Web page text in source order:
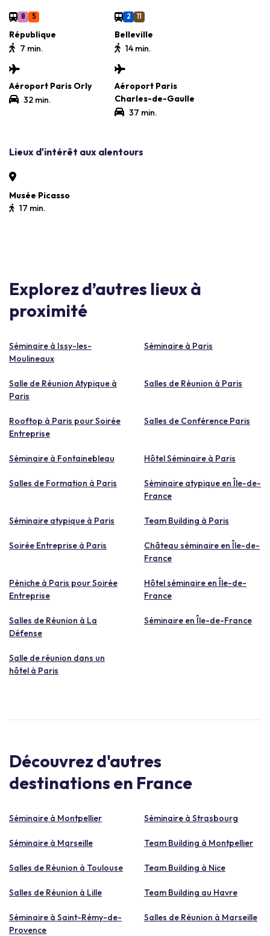
8 5
République
7 min.
2 11
Belleville
14 min.
Aéroport Paris Orly
32 min.
Aéroport Paris
Charles-de-Gaulle
37 min.
Lieux d'intérêt aux alentours
Musée Picasso
17 min.
Explorez d’autres lieux à
proximité
Séminaire à Issy-les-
Moulineaux
Séminaire à Paris
Salle de Réunion Atypique à
Paris
Salles de Réunion à Paris
Rooftop à Paris pour Soirée
Entreprise
Salles de Conférence Paris
Séminaire à Fontainebleau Hôtel Séminaire à Paris
Salles de Formation à Paris
Séminaire atypique en Île-de-
France
Séminaire atypique à Paris Team Building à Paris
Soirée Entreprise à Paris
Château séminaire en Île-de-
France
Péniche à Paris pour Soirée
Entreprise
Hôtel séminaire en Île-de-
France
Salles de Réunion à La
Défense
Séminaire en Île-de-France
Salle de réunion dans un
hôtel à Paris
Découvrez d'autres
destinations en France
Séminaire à Montpellier Séminaire à Strasbourg
Séminaire à Marseille Team Building à Montpellier
Salles de Réunion à Toulouse Team Building à Nice
Salles de Réunion à Lille Team Building au Havre
Séminaire à Saint-Rémy-de-
Provence
Salles de Réunion à Marseille